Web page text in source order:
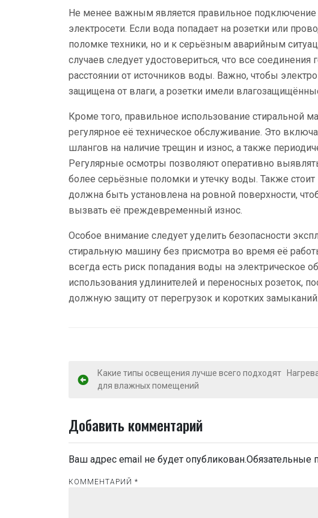
Не менее важным является правильное
электросети. Если вода попадает на розетки или
поломке техники, но и к серьёзным аварийным
случаев следует удостовериться, что все
расстоянии от источников воды. Важно, чтобы
защищена от влаги, а розетки имели
Кроме того, правильное использование стиральной
регулярное её техническое обслуживание. Это
шлангов на наличие трещин и износ, а также
Регулярные осмотры позволяют оперативно
более серьёзные поломки и утечку воды. Также
должна быть установлена на ровной поверхности,
вызвать её преждевременный износ.
Особое внимание следует уделить безопасности
стиральную машину без присмотра во время её
всегда есть риск попадания воды на электрическое
использования удлинителей и переносных розеток,
должную защиту от перегрузок и коротких замыканий.
Н
в
г
а
Какие типы освещения лучше всего подходят
для влажных помещений
Добавить комментарий
Ваш адрес email не будет опубликован.Обязательные
КОММЕНТАРИЙ *